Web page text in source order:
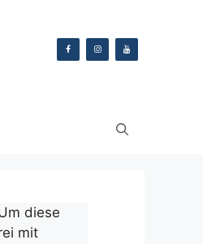
diese
mit